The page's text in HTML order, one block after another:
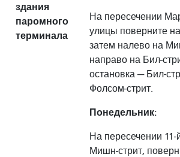
здания
паромного
терминала
На пересечении
улицы поверните
затем налево на
направо на Бил-
остановка — Бил-
Фолсом-стрит.
Понедельник:
На пересечении
Мишн-стрит,